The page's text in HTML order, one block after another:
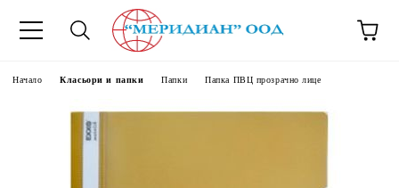
Начало Класьори и папки Папки Папка ПВЦ прозрачно лице